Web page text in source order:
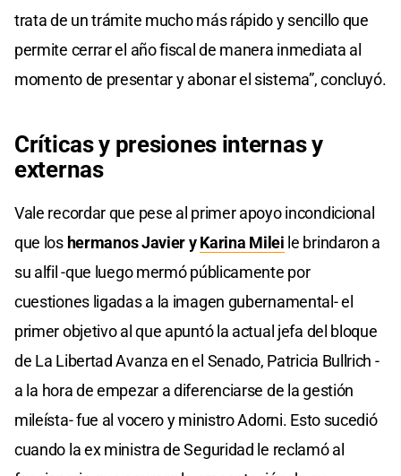
trata de un trámite mucho más rápido y sencillo que
permite cerrar el año fiscal de manera inmediata al
momento de presentar y abonar el sistema”, concluyó.
Críticas y presiones internas y
externas
Vale recordar que pese al primer apoyo incondicional
que los hermanos Javier yKarina Milei le brindaron a
su alfil -que luego mermó públicamente por
cuestiones ligadas a la imagen gubernamental- el
primer objetivo al que apuntó la actual jefa del bloque
de La Libertad Avanza en el Senado, Patricia Bullrich -
a la hora de empezar a diferenciarse de la gestión
mileísta- fue al vocero y ministro Adorni. Esto sucedió
cuando la ex ministra de Seguridad le reclamó al